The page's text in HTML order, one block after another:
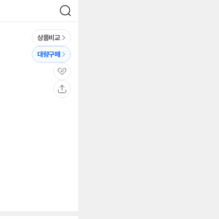
검
색
상품비교
대량구매
관
심